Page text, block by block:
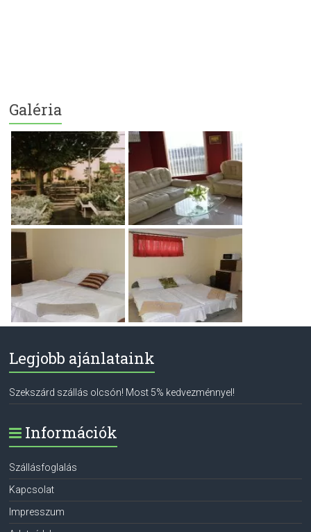
Galéria
Legjobb ajánlataink
Szekszárd szállás olcsón! Most 5% kedvezménnyel!
Információk
Szállásfoglalás
Kapcsolat
Impresszum